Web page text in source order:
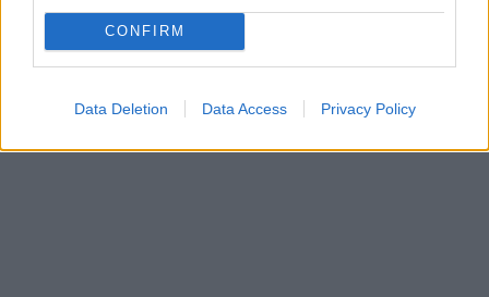
CONFIRM
Data Deletion Data Access Privacy Policy
επιτροπή. Εσείς απείχατε από αυτή τη συζήτηση. Και
πότε ξυπνήσατε; Όταν βγήκε ο κόσμος στους